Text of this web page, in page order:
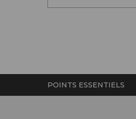
POINTS ESSENTIELS